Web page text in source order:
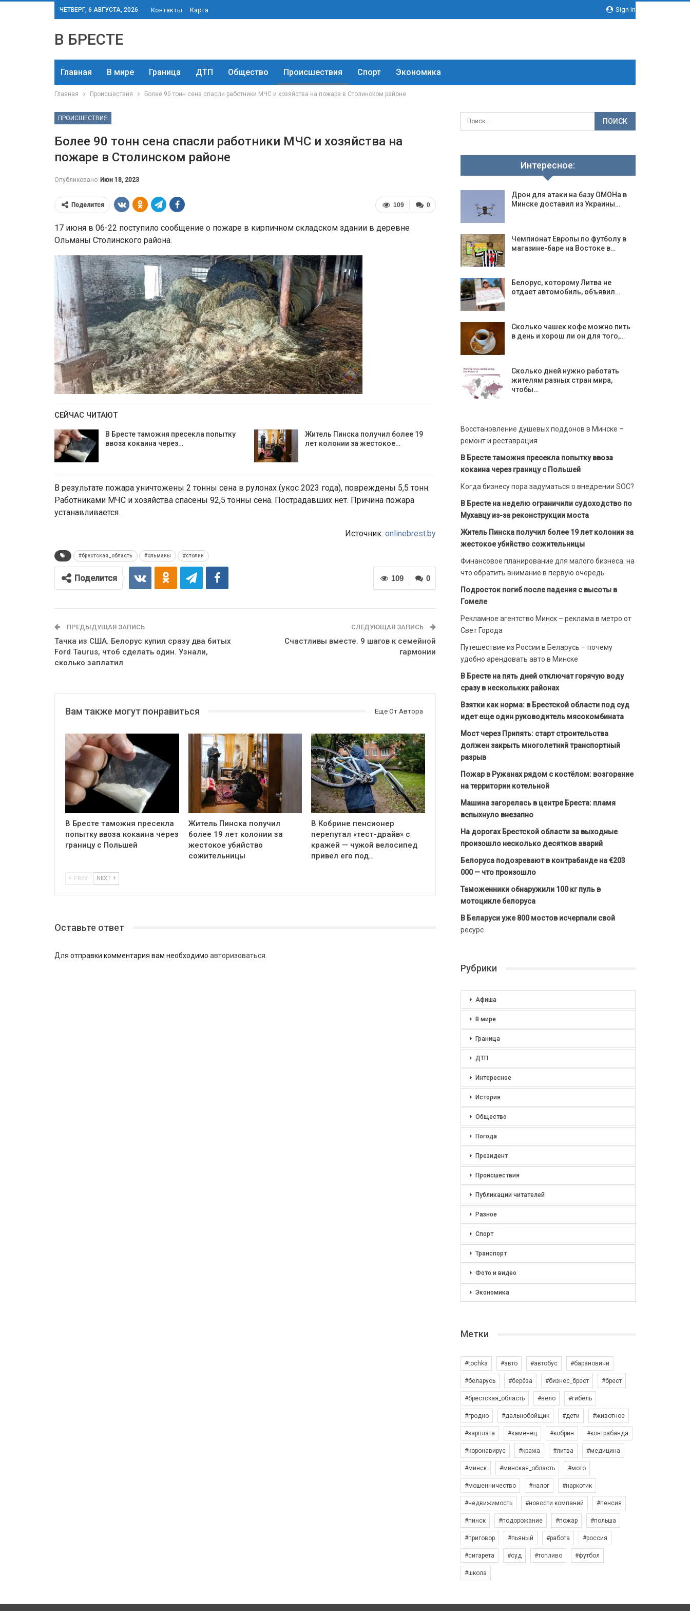
Sign in
ЧЕТВЕРГ, 6 АВГУСТА, 2026 Контакты Карта
В БРЕСТЕ
Главная В мире Граница ДТП Общество Происшествия Спорт Экономика
Главная Происшествия Более 90 тонн сена спасли работники МЧС и хозяйства на пожаре в Столинском районе
ПРОИСШЕСТВИЯ
Более 90 тонн сена спасли работники МЧС и хозяйства на
пожаре в Столинском районе
Опубликовано Июн 18, 2023
0
109
Поделится
17 июня в 06-22 поступило сообщение о пожаре в кирпичном складском здании в деревне
Ольманы Столинского района.
СЕЙЧАС ЧИТАЮТ
В Бресте таможня пресекла попытку
ввоза кокаина через…
Житель Пинска получил более 19
лет колонии за жестокое…
В результате пожара уничтожены 2 тонны сена в рулонах (укос 2023 года), повреждены 5,5 тонн.
Работниками МЧС и хозяйства спасены 92,5 тонны сена. Пострадавших нет. Причина пожара
устанавливается.
Источник: onlinebrest.by
#брестская_область #ольманы #столин
0
109
Поделится
ПРЕДЫДУЩАЯ ЗАПИСЬ
Тачка из США. Белорус купил сразу два битых
Ford Taurus, чтоб сделать один. Узнали,
сколько заплатил
СЛЕДУЮЩАЯ ЗАПИСЬ
Cчастливы вместе. 9 шагов к семейной
гармонии
Вам также могут понравиться Еще От Автора
В Бресте таможня пресекла
попытку ввоза кокаина через
границу с Польшей
Житель Пинска получил
более 19 лет колонии за
жестокое убийство
сожительницы
В Кобрине пенсионер
перепутал «тест-драйв» с
кражей — чужой велосипед
привел его под…
PREV NEXT
Оставьте ответ
Для отправки комментария вам необходимо авторизоваться
Интересное:
Дрон для атаки на базу ОМОНа в
Минске доставил из Украины…
Чемпионат Европы по футболу в
магазине-баре на Востоке в…
Белорус, которому Литва не
отдает автомобиль, объявил…
Сколько чашек кофе можно пить
в день и хорош ли он для того,…
Сколько дней нужно работать
жителям разных стран мира,
чтобы…
Восстановление душевых поддонов в Минске –
ремонт и реставрация
В Бресте таможня пресекла попытку ввоза
кокаина через границу с Польшей
Когда бизнесу пора задуматься о внедрении SOC?
В Бресте на неделю ограничили судоходство по
Мухавцу из-за реконструкции моста
Житель Пинска получил более 19 лет колонии за
жестокое убийство сожительницы
Финансовое планирование для малого бизнеса: на
что обратить внимание в первую очередь
Подросток погиб после падения с высоты в
Гомеле
Рекламное агентство Минск – реклама в метро от
Свет Города
Путешествие из России в Беларусь – почему
удобно арендовать авто в Минске
В Бресте на пять дней отключат горячую воду
сразу в нескольких районах
Взятки как норма: в Брестской области под суд
идет еще один руководитель мясокомбината
Мост через Припять: старт строительства
должен закрыть многолетний транспортный
разрыв
Пожар в Ружанах рядом с костёлом: возгорание
на территории котельной
Машина загорелась в центре Бреста: пламя
вспыхнуло внезапно
На дорогах Брестской области за выходные
произошло несколько десятков аварий
Белоруса подозревают в контрабанде на €203
000 — что произошло
Таможенники обнаружили 100 кг пуль в
мотоцикле белоруса
В Беларуси уже 800 мостов исчерпали свой
ресурс
Рубрики
Афиша
В мире
Граница
ДТП
Интересное
История
Общество
Погода
Президент
Происшествия
Публикации читателей
Разное
Спорт
Транспорт
Фото и видео
Экономика
Метки
#tochka #авто #автобус #барановичи
#беларусь #берёза #бизнес_брест #брест
#брестская_область #вело #гибель
#гродно #дальнобойщик #дети #животное
#зарплата #каменец #кобрин #контрабанда
#коронавирус #кража #литва #медицина
#минск #минская_область #мото
#мошенничество #налог #наркотик
#недвижимость #новости компаний #пенсия
#пинск #подорожание #пожар #польша
#приговор #пьяный #работа #россия
#сигарета #суд #топливо #футбол
#школа